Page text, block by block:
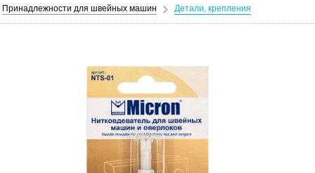
Принадлежности для швейных машин Детали, крепления